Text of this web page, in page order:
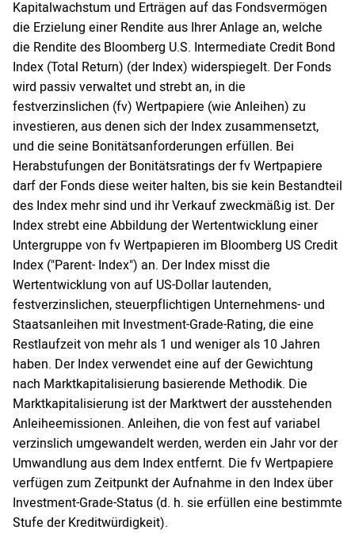
Kapitalwachstum und Erträgen auf das Fondsvermögen
die Erzielung einer Rendite aus Ihrer Anlage an, welche
die Rendite des Bloomberg U.S. Intermediate Credit Bond
Index (Total Return) (der Index) widerspiegelt. Der Fonds
wird passiv verwaltet und strebt an, in die
festverzinslichen (fv) Wertpapiere (wie Anleihen) zu
investieren, aus denen sich der Index zusammensetzt,
und die seine Bonitätsanforderungen erfüllen. Bei
Herabstufungen der Bonitätsratings der fv Wertpapiere
darf der Fonds diese weiter halten, bis sie kein Bestandteil
des Index mehr sind und ihr Verkauf zweckmäßig ist. Der
Index strebt eine Abbildung der Wertentwicklung einer
Untergruppe von fv Wertpapieren im Bloomberg US Credit
Index ("Parent- Index") an. Der Index misst die
Wertentwicklung von auf US-Dollar lautenden,
festverzinslichen, steuerpflichtigen Unternehmens- und
Staatsanleihen mit Investment-Grade-Rating, die eine
Restlaufzeit von mehr als 1 und weniger als 10 Jahren
haben. Der Index verwendet eine auf der Gewichtung
nach Marktkapitalisierung basierende Methodik. Die
Marktkapitalisierung ist der Marktwert der ausstehenden
Anleiheemissionen. Anleihen, die von fest auf variabel
verzinslich umgewandelt werden, werden ein Jahr vor der
Umwandlung aus dem Index entfernt. Die fv Wertpapiere
verfügen zum Zeitpunkt der Aufnahme in den Index über
Investment-Grade-Status (d. h. sie erfüllen eine bestimmte
Stufe der Kreditwürdigkeit).